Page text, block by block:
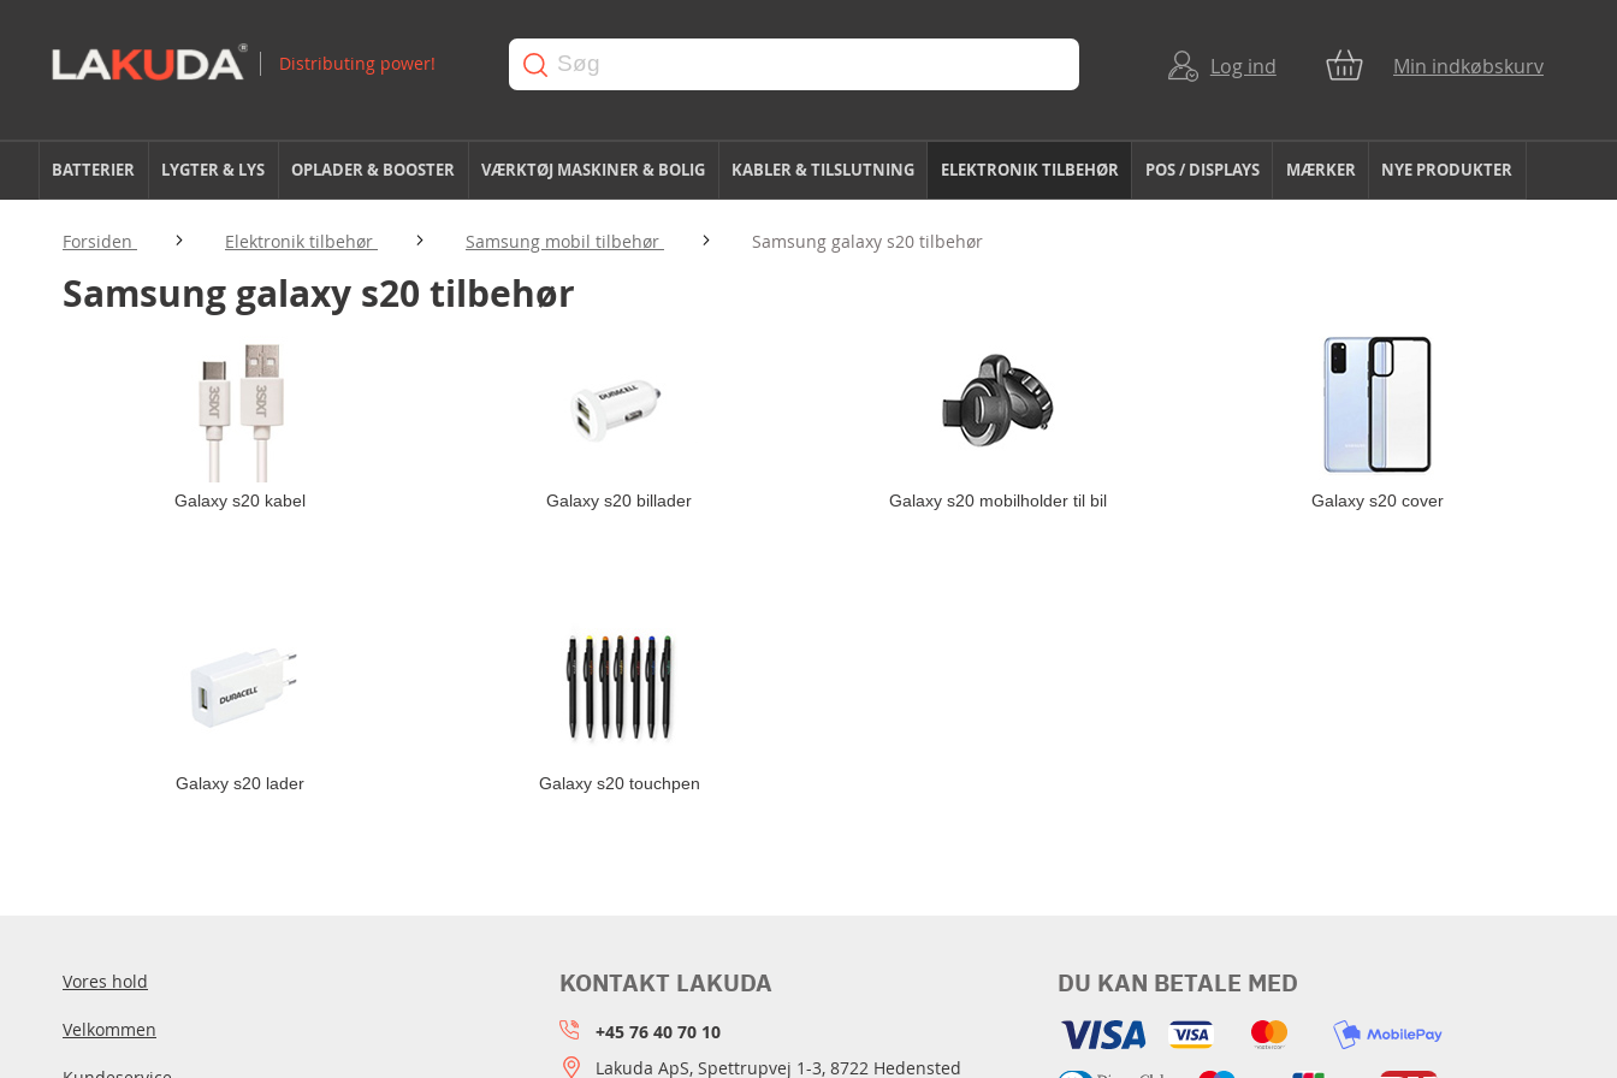
Log ind Min indkøbskurv
BATTERIER LYGTER & LYS OPLADER & BOOSTER VÆRKTØJ MASKINER & BOLIG KABLER & TILSLUTNING ELEKTRONIK TILBEHØR POS / DISPLAYS MÆRKER NYE PRODUKTER
Forsiden Elektronik tilbehør Samsung mobil tilbehør Samsung galaxy s20 tilbehør
Samsung galaxy s20 tilbehør
Galaxy s20 kabel Galaxy s20 billader Galaxy s20 mobilholder til bil Galaxy s20 cover
Galaxy s20 lader Galaxy s20 touchpen
Vores hold
Velkommen
DU KAN BETALE MED
KONTAKT LAKUDA
+45 76 40 70 10
Lakuda ApS, Spettrupvej 1-3, 8722 Hedensted